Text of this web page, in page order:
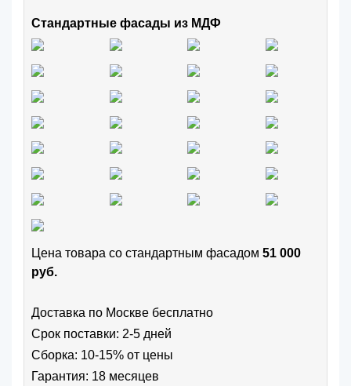
Стандартные фасады из МДФ
Цена товара cо стандартным фасадом 51 000
руб.
Доставка по Москве бесплатно
Срок поставки: 2-5 дней
Сборка: 10-15% от цены
Гарантия: 18 месяцев